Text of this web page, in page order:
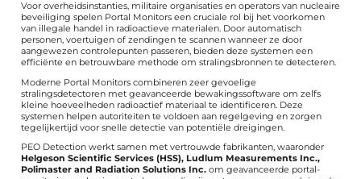
Voor overheidsinstanties, militaire organisaties en operators van nucleaire
beveiliging spelen Portal Monitors een cruciale rol bij het voorkomen
van illegale handel in radioactieve materialen. Door automatisch
personen, voertuigen of zendingen te scannen wanneer ze door
aangewezen controlepunten passeren, bieden deze systemen een
efficiënte en betrouwbare methode om stralingsbronnen te detecteren.
Moderne Portal Monitors combineren zeer gevoelige
stralingsdetectoren met geavanceerde bewakingssoftware om zelfs
kleine hoeveelheden radioactief materiaal te identificeren. Deze
systemen helpen autoriteiten te voldoen aan regelgeving en zorgen
tegelijkertijd voor snelle detectie van potentiële dreigingen.
PEO Detection werkt samen met vertrouwde fabrikanten, waaronder
Helgeson Scientific Services (HSS), Ludlum Measurements Inc.,
Polimaster and Radiation Solutions Inc.om geavanceerde portal-